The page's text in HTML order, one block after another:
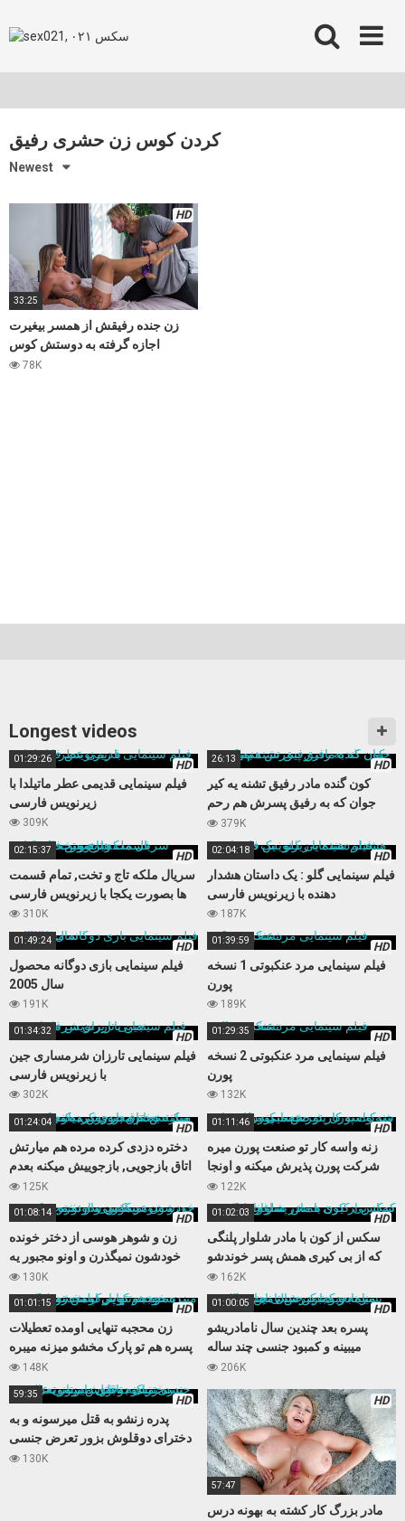
to
کردن کوس زن حشری رفیق
Newest
HD
33:25
زن جنده رفیقش از همسر بیغیرت
اجازه گرفته به دوستش کوس
صورتیش پاره کنه
78K
Longest videos
HD
01:29:26
فیلم سینمایی قدیمی عطر ماتیلدا با
زیرنویس فارسی
309K
HD
26:13
کون گنده مادر رفیق تشنه یه کیر
جوان که به رفیق پسرش هم رحم
نمیکنه
379K
HD
02:15:37
سریال ملکه تاج و تخت, تمام قسمت
ها بصورت یکجا با زیرنویس فارسی
310K
HD
02:04:18
فیلم سینمایی گلو : یک داستان هشدار
دهنده با زیرنویس فارسی
187K
HD
01:49:24
فیلم سینمایی بازی دوگانه محصول
سال 2005
191K
HD
01:39:59
فیلم سینمایی مرد عنکبوتی 1 نسخه
پورن
189K
HD
01:34:32
فیلم سینمایی تارزان شرمساری جین
با زیرنویس فارسی
302K
HD
01:29:35
فیلم سینمایی مرد عنکبوتی 2 نسخه
پورن
132K
HD
01:24:04
دختره دزدی کرده مرده هم میارتش
اتاق بازجویی, بازجوییش میکنه بعدم
مجبورش میکنه کوس بده
125K
HD
01:11:46
زنه واسه کار تو صنعت پورن میره
شرکت پورن پذیرش میکنه و اونجا
حسابی میکننش
122K
HD
01:08:14
زن و شوهر هوسی از دختر خونده
خودشون نمیگذرن و اونو مجبور یه
سکس سه نفره میکنن
130K
HD
01:02:03
سکس از کون با مادر شلوار پلنگی
که از بی کیری همش پسر خوندشو
اغوا میکنه
162K
HD
01:01:15
زن محجبه تنهایی اومده تعطیلات
پسره هم تو پارک مخشو میزنه میبره
خونه و کوس تپلش رو میکنه
148K
HD
01:00:05
پسره بعد چندین سال نامادریشو
میبینه و کمبود جنسی چند ساله
نامادریو با کیرش تامین میکنه
206K
HD
59:35
پدره زنشو به قتل میرسونه و به
دخترای دوقلوش بزور تعرض جنسی
میکنه تابوی داستانی عالی
130K
HD
57:47
مادر بزرگ کار کشته به بهونه درس